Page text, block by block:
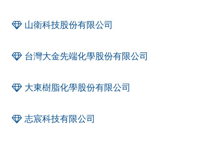
山衛科技股份有限公司
台灣大金先端化學股份有限公司
大東樹脂化學股份有限公司
志宸科技有限公司